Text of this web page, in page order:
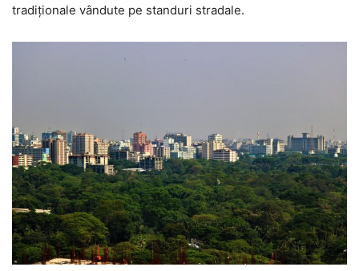
tradiționale vândute pe standuri stradale.